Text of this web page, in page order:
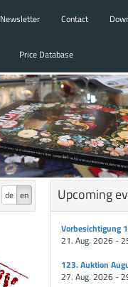
Newsletter Contact
Price Database
de en Upcoming
Vorbesichtigung
21. Aug. 2026 -
123. Auktion
27. Aug. 2026 -